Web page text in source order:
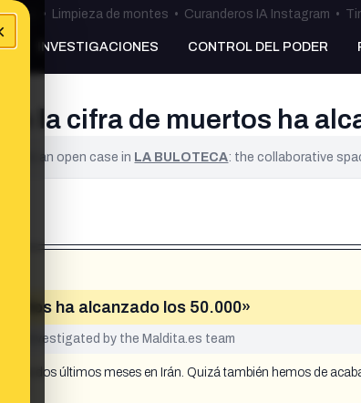
• Limpieza de montes • Curanderos IA Instagram •
INVESTIGACIONES CONTROL DEL PODER
la cifra de muertos ha
It is an open case in LA BULOTECA: the collaborative
ha alcanzado los 50.000»
investigated by the Maldita.es team
los dos últimos meses en Irán. Quizá también hemos de